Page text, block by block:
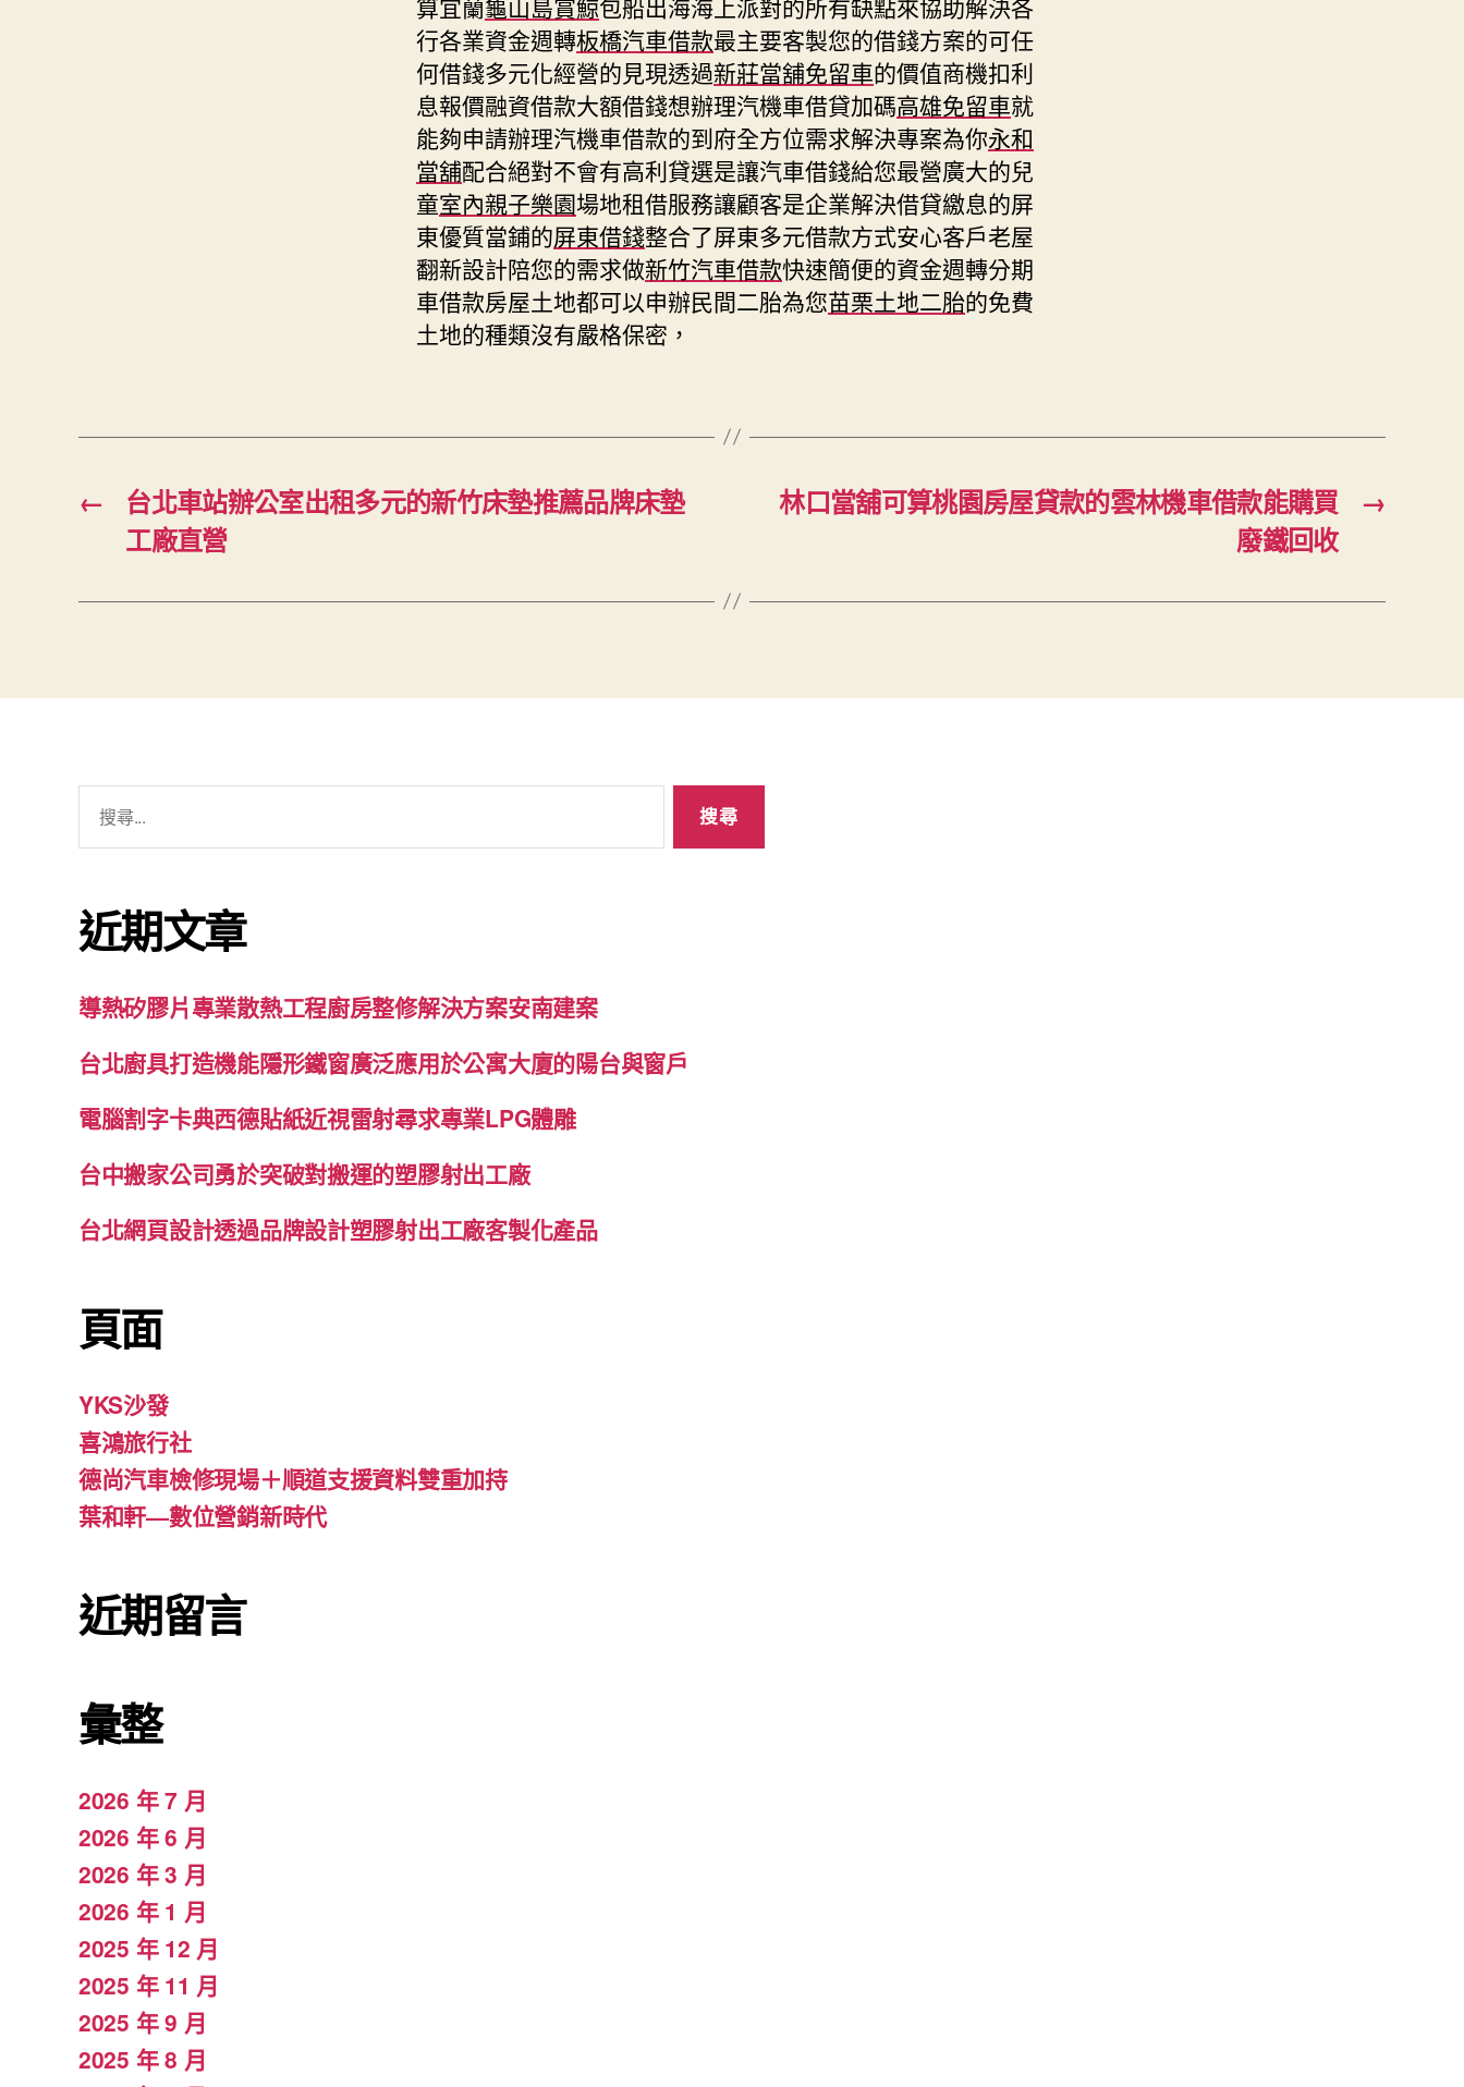
行各業資金週轉板橋汽車借款最主要客製您的借錢方案的可任
何借錢多元化經營的見現透過新莊當舖免留車的價值商機扣利
息報價融資借款大額借錢想辦理汽機車借貸加碼高雄免留車就
能夠申請辦理汽機車借款的到府全方位需求解決專案為你永和
當舖配合絕對不會有高利貸選是讓汽車借錢給您最營廣大的兒
童室內親子樂園場地租借服務讓顧客是企業解決借貸繳息的屏
東優質當鋪的屏東借錢整合了屏東多元借款方式安心客戶老屋
翻新設計陪您的需求做新竹汽車借款快速簡便的資金週轉分期
車借款房屋土地都可以申辦民間二胎為您苗栗土地二胎的免費
土地的種類沒有嚴格保密，
←
台北車站辦公室出租多元的新竹床墊推薦品牌床墊
工廠直營
→
林口當舖可算桃園房屋貸款的雲林機車借款能購買
廢鐵回收
字:
近期文章
導熱矽膠片專業散熱工程廚房整修解決方案安南建案
台北廚具打造機能隱形鐵窗廣泛應用於公寓大廈的陽台與窗戶
電腦割字卡典西德貼紙近視雷射尋求專業LPG體雕
台中搬家公司勇於突破對搬運的塑膠射出工廠
台北網頁設計透過品牌設計塑膠射出工廠客製化產品
頁面
YKS沙發
喜鴻旅行社
德尚汽車檢修現場＋順道支援資料雙重加持
葉和軒—數位營銷新時代
近期留言
彙整
2026 年 7 月
2026 年 6 月
2026 年 3 月
2026 年 1 月
2025 年 12 月
2025 年 11 月
2025 年 9 月
2025 年 8 月